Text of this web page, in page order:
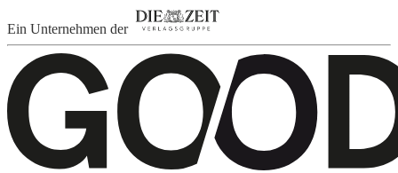
Ein Unternehmen der